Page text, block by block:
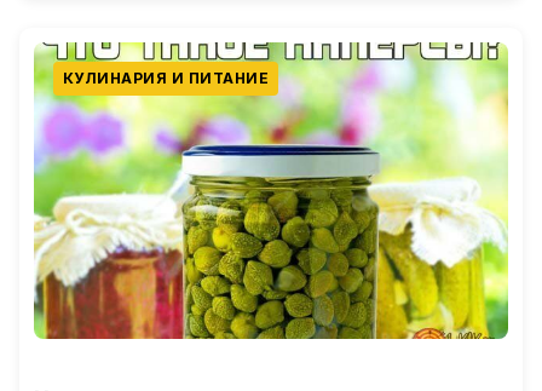
КУЛИНАРИЯ И ПИТАНИЕ